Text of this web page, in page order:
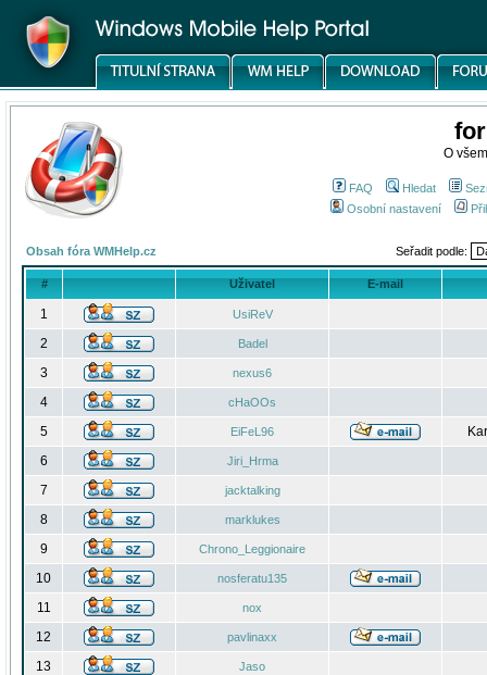
O
FAQ Hledat
Osobní nastavení
Obsah fóra WMHelp.cz Seřadit podle:
# Uživatel E-mail
1 UsiReV
2 Badel
3 nexus6
4 cHaOOs
5 EiFeL96
6
Jiri_Hrma
7 jacktalking
8 marklukes
9 Chrono_Leggionaire
10 nosferatu135
11 nox
12 pavlinaxx
13 Jaso